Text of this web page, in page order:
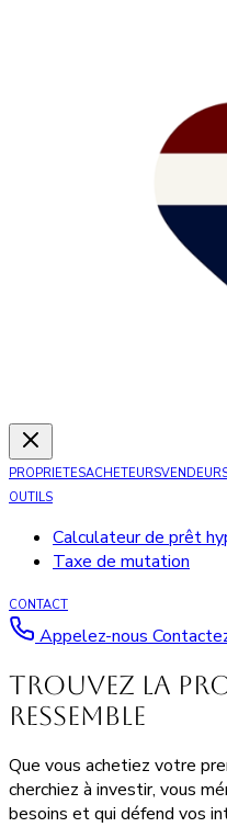
PROPRIETESACHETEURS
OUTILS
Calculateur de prêt
Taxe de mutation
CONTACT
Appelez-nous
Trouvez la
ressemble
Que vous achetiez votre
cherchiez à investir, vous
besoins et qui défend vos